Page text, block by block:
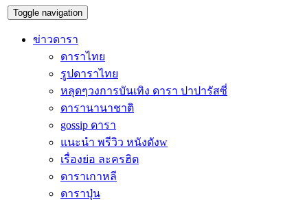
Toggle navigation
ข่าวดารา
ดาราไทย
รูปดาราไทย
หลุดๆวงการบันเทิง ดารา ปาปารัสซี่
ดารานานาชาติ
gossip ดารา
แนะนำ พรีวิว หนังดังw
เรื่องย่อ ละครฮิต
ดาราเกาหลี
ดาราปุ่น